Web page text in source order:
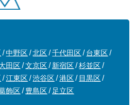
中野区 北区 千代田区
台東区
田区 文京区 新宿区
杉並区
江東区 渋谷区 港区
目黒区
飾区 豊島区 足立区